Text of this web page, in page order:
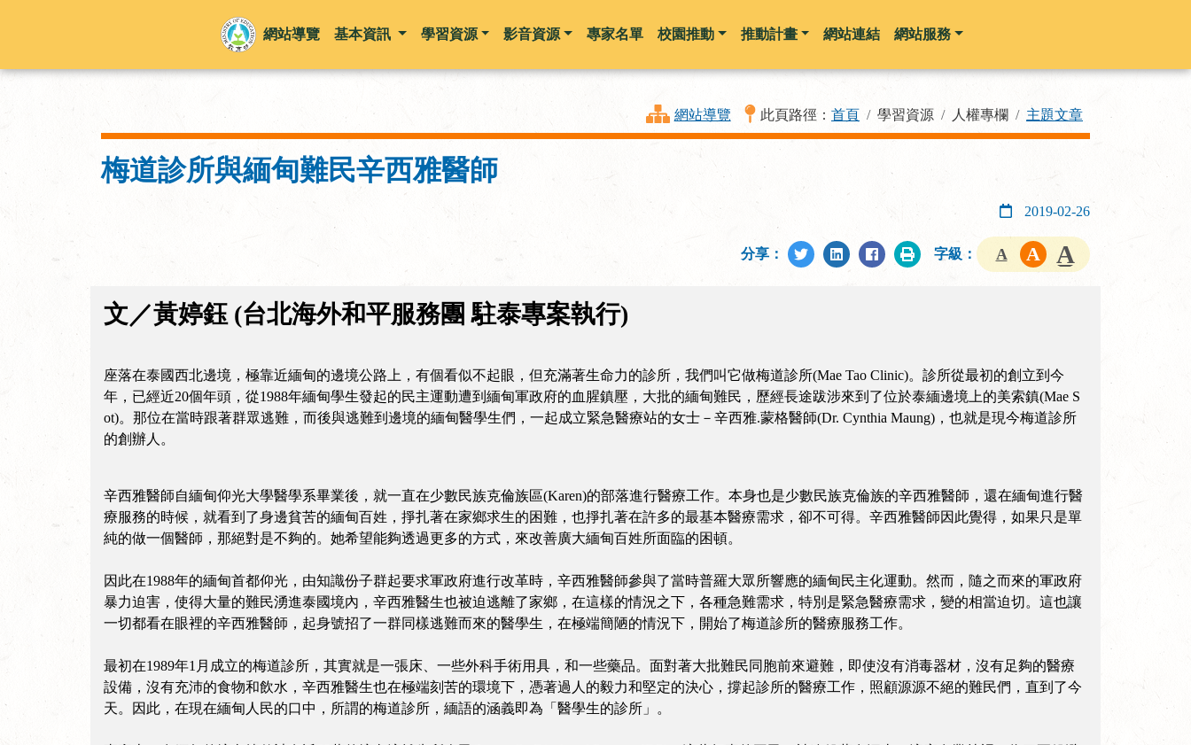
跳到主要內容
網站導覽 基本資訊 學習資源 影音資源 專家名單 校園推動 推動計畫 網站連結 網站服務
網站導覽 此頁路徑： 首頁 學習資源 人權專欄 主題文章
梅道診所與緬甸難民辛西雅醫師
2019-02-26
分享： 字級：
文／黃婷鈺 (台北海外和平服務團 駐泰專案執行)
座落在泰國西北邊境，極靠近緬甸的邊境公路上，有個看似不起眼，但充滿著生命力的診所，我們叫它做梅道診所(Mae Tao Clinic)。診所從最初的創立到今
年，已經近20個年頭，從1988年緬甸學生發起的民主運動遭到緬甸軍政府的血腥鎮壓，大批的緬甸難民，歷經長途跋涉來到了位於泰緬邊境上的美索鎮(Mae S
ot)。那位在當時跟著群眾逃難，而後與逃難到邊境的緬甸醫學生們，一起成立緊急醫療站的女士－辛西雅.蒙格醫師(Dr. Cynthia Maung)，也就是現今梅道診所
的創辦人。
辛西雅醫師自緬甸仰光大學醫學系畢業後，就一直在少數民族克倫族區(Karen)的部落進行醫療工作。本身也是少數民族克倫族的辛西雅醫師，還在緬甸進行醫
療服務的時候，就看到了身邊貧苦的緬甸百姓，掙扎著在家鄉求生的困難，也掙扎著在許多的最基本醫療需求，卻不可得。辛西雅醫師因此覺得，如果只是單
純的做一個醫師，那絕對是不夠的。她希望能夠透過更多的方式，來改善廣大緬甸百姓所面臨的困頓。
因此在1988年的緬甸首都仰光，由知識份子群起要求軍政府進行改革時，辛西雅醫師參與了當時普羅大眾所響應的緬甸民主化運動。然而，隨之而來的軍政府
暴力迫害，使得大量的難民湧進泰國境內，辛西雅醫生也被迫逃離了家鄉，在這樣的情況之下，各種急難需求，特別是緊急醫療需求，變的相當迫切。這也讓
一切都看在眼裡的辛西雅醫師，起身號招了一群同樣逃難而來的醫學生，在極端簡陋的情況下，開始了梅道診所的醫療服務工作。
最初在1989年1月成立的梅道診所，其實就是一張床、一些外科手術用具，和一些藥品。面對著大批難民同胞前來避難，即使沒有消毒器材，沒有足夠的醫療
設備，沒有充沛的食物和飲水，辛西雅醫生也在極端刻苦的環境下，憑著過人的毅力和堅定的決心，撐起診所的醫療工作，照顧源源不絕的難民們，直到了今
天。因此，在現在緬甸人民的口中，所謂的梅道診所，緬語的涵義即為「醫學生的診所」。